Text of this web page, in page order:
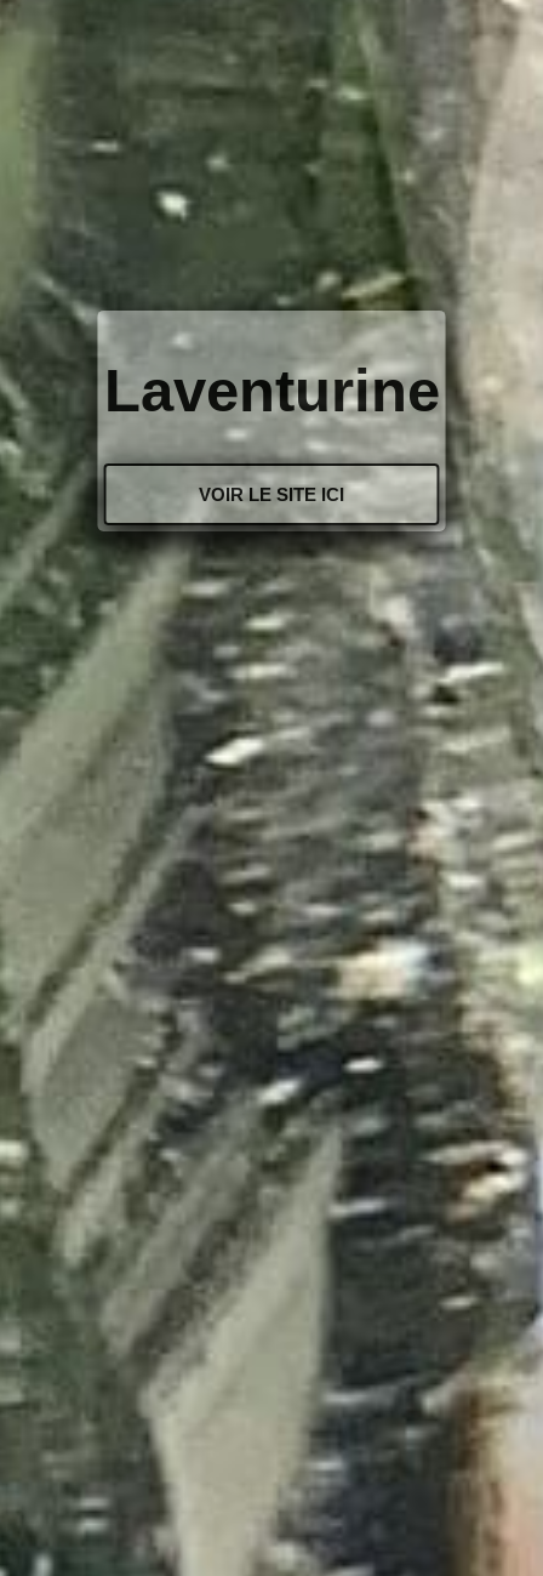
Laventurine
VOIR LE SITE ICI